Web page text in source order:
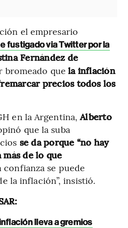
el empresario
fustigado via Twitter por la
Fernández de
bromeado que la inflación
precios todos los
en la Argentina,Alberto
que la suba
se da porque “no hay
más de lo que
confianza se puede
la inflación”, insistió.
lleva a gremios